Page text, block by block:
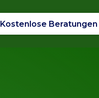
Kostenlose Beratungen